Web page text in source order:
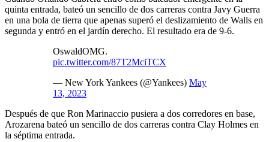
quinta entrada, bateó un sencillo de dos carreras contra Javy Guerra
en una bola de tierra que apenas superó el deslizamiento de Walls en
segunda y entró en el jardín derecho. El resultado era de 9-6.
OswaldOMG.
pic.twitter.com/87T2MciTCX
— New York Yankees (@Yankees) May
13, 2023
Después de que Ron Marinaccio pusiera a dos corredores en base,
Arozarena bateó un sencillo de dos carreras contra Clay Holmes en
la séptima entrada.